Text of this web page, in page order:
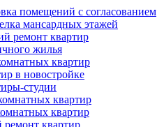
помещений с согласованием
мансардных этажей
ремонт квартир
жилья
квартир
в новостройке
студии
квартир
квартир
квартир